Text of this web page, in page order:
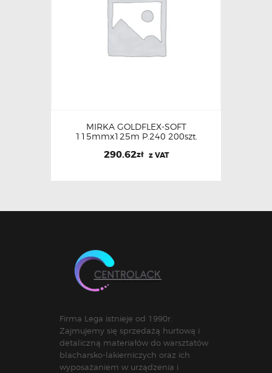
MIRKA GOLDFLEX-SOFT
115mmx125m P.240 200szt.
290.62zł z VAT
Firma Lega istnieje od 1990r.
Zajmujemy się sprzedażą hurtową i
detaliczną materiałów do warsztatów
blacharsko-lakierniczych oraz ich
wyposażaniem w urządzenia i